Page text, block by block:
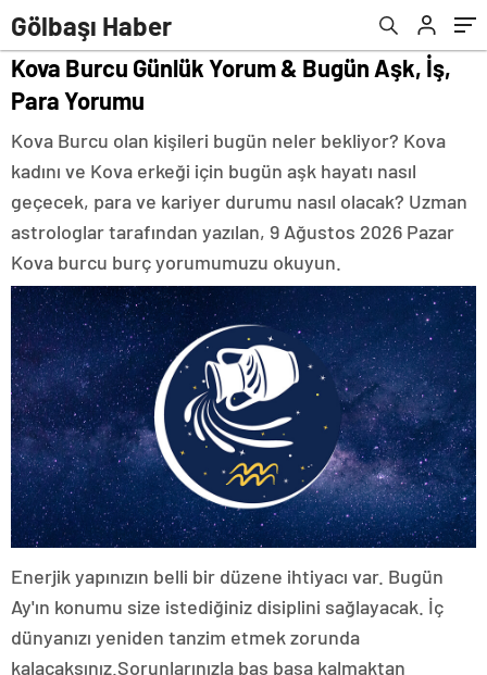
Gölbaşı Haber
Kova Burcu Günlük Yorum & Bugün Aşk, İş,
Para Yorumu
Kova Burcu olan kişileri bugün neler bekliyor? Kova
kadını ve Kova erkeği için bugün aşk hayatı nasıl
geçecek, para ve kariyer durumu nasıl olacak? Uzman
astrologlar tarafından yazılan, 9 Ağustos 2026 Pazar
Kova burcu burç yorumumuzu okuyun.
Enerjik yapınızın belli bir düzene ihtiyacı var. Bugün
Ay'ın konumu size istediğiniz disiplini sağlayacak. İç
dünyanızı yeniden tanzim etmek zorunda
kalacaksınız.Sorunlarınızla baş başa kalmaktan